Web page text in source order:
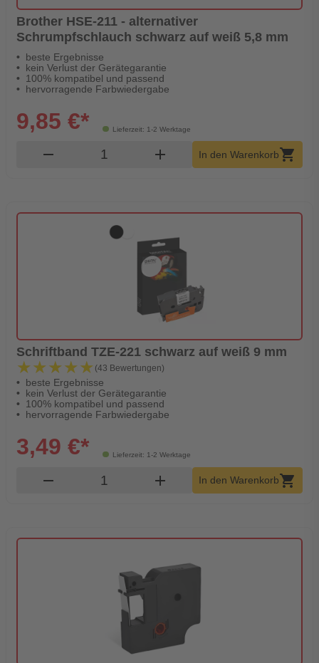
Brother HSE-211 - alternativer
Schrumpfschlauch schwarz auf weiß 5,8 mm
beste Ergebnisse
kein Verlust der Gerätegarantie
100% kompatibel und passend
hervorragende Farbwiedergabe
Lieferzeit: 1-2 Werktage
9,85 €*
remove Produkt Warenkorb Menge
add In den Warenkorbshopping_cart
Schriftband TZE-221 schwarz auf weiß 9 mm
★★★★★
★★★★★ (43 Bewertungen)
beste Ergebnisse
kein Verlust der Gerätegarantie
100% kompatibel und passend
hervorragende Farbwiedergabe
Lieferzeit: 1-2 Werktage
3,49 €*
remove Produkt Warenkorb Menge
add In den Warenkorbshopping_cart